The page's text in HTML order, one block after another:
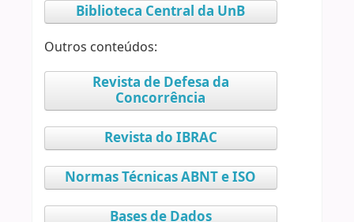
Biblioteca Central da UnB
Outros conteúdos:
Revista de Defesa da
Concorrência
Revista do IBRAC
Normas Técnicas ABNT e ISO
Bases de Dados